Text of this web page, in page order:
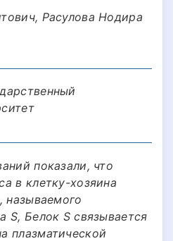
Расулова Нодира
показали, что
в клетку-хозяина
называемого
S, Белок S связывается
плазматической